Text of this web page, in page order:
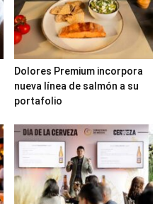
Dolores Premium incorpora
nueva línea de salmón a su
portafolio